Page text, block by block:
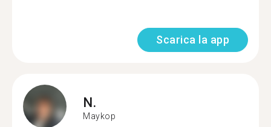
Scarica la app
N.
Maykop